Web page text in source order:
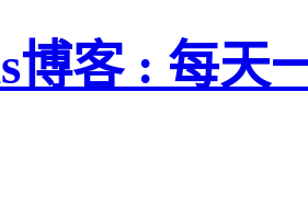
博客 : 每天